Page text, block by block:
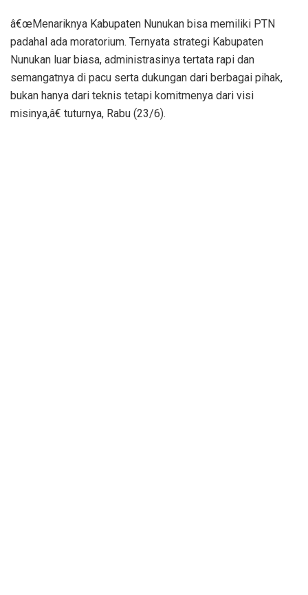
â€œMenariknya Kabupaten Nunukan bisa memiliki PTN
padahal ada moratorium. Ternyata strategi Kabupaten
Nunukan luar biasa, administrasinya tertata rapi dan
semangatnya di pacu serta dukungan dari berbagai pihak,
bukan hanya dari teknis tetapi komitmenya dari visi
misinya,â€ tuturnya, Rabu (23/6).